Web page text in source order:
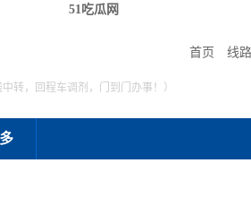
51吃瓜网
首页 线
转，回程车调剂，门到门办事！）